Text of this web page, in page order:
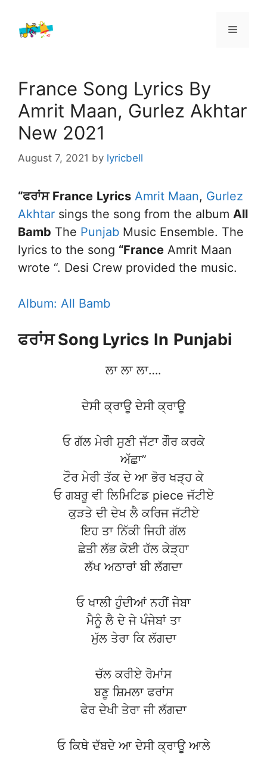
content
Menu
France Song Lyrics By
Amrit Maan, Gurlez Akhtar
New 2021
August 7, 2021 by lyricbell
“ਫਰਾਂਸ France Lyrics Amrit Maan, Gurlez
Akhtar sings the song from the album All
Bamb The Punjab Music Ensemble. The
lyrics to the song “France Amrit Maan
wrote “. Desi Crew provided the music.
Album: All Bamb
ਫਰਾਂਸ Song Lyrics In Punjabi
ਲਾ ਲਾ ਲਾ….
ਦੇਸੀ ਕ੍ਰਾਊ ਦੇਸੀ ਕ੍ਰਾਊ
ਓ ਗੱਲ ਮੇਰੀ ਸੁਣੀ ਜੱਟਾ ਗੌਰ ਕਰਕੇ
ਅੱਛਾ”
ਟੌਰ ਮੇਰੀ ਤੱਕ ਦੇ ਆ ਭੋਰ ਖੜ੍ਹ ਕੇ
ਓ ਗਬਰੂ ਵੀ ਲਿਮਿਟਿਡ piece ਜੱਟੀਏ
ਕੁੜਤੇ ਦੀ ਦੇਖ ਲੈ ਕਰਿਜ ਜੱਟੀਏ
ਇਹ ਤਾ ਨਿੱਕੀ ਜਿਹੀ ਗੱਲ
ਛੇਤੀ ਲੱਭ ਕੋਈ ਹੱਲ ਕੇੜ੍ਹਾ
ਲੱਖ ਅਠਾਰਾਂ ਬੀ ਲੱਗਦਾ
ਓ ਖਾਲੀ ਹੁੰਦੀਆਂ ਨਹੀਂ ਜੇਬਾ
ਮੈਨੂੰ ਲੈ ਦੇ ਜੇ ਪੰਜੇਬਾਂ ਤਾ
ਮੁੱਲ ਤੇਰਾ ਕਿ ਲੱਗਦਾ
ਚੱਲ ਕਰੀਏ ਰੋਮਾਂਸ
ਬਣੂ ਸ਼ਿਮਲਾ ਫਰਾਂਸ
ਫੇਰ ਦੇਖੀ ਤੇਰਾ ਜੀ ਲੱਗਦਾ
ਓ ਕਿਥੇ ਦੱਬਦੇ ਆ ਦੇਸੀ ਕ੍ਰਾਊ ਆਲੇ